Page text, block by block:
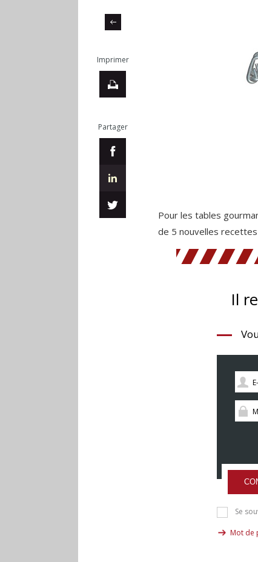
Imprimer
Partager
Pour les tables
de 5 nouvelles
Il
Se
Mot de